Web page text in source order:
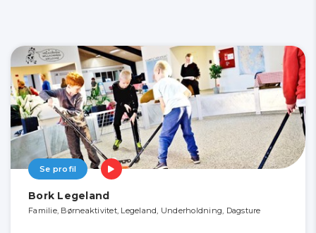
Se profil
Bork Legeland
Familie, Børneaktivitet, Legeland, Underholdning, Dagsture